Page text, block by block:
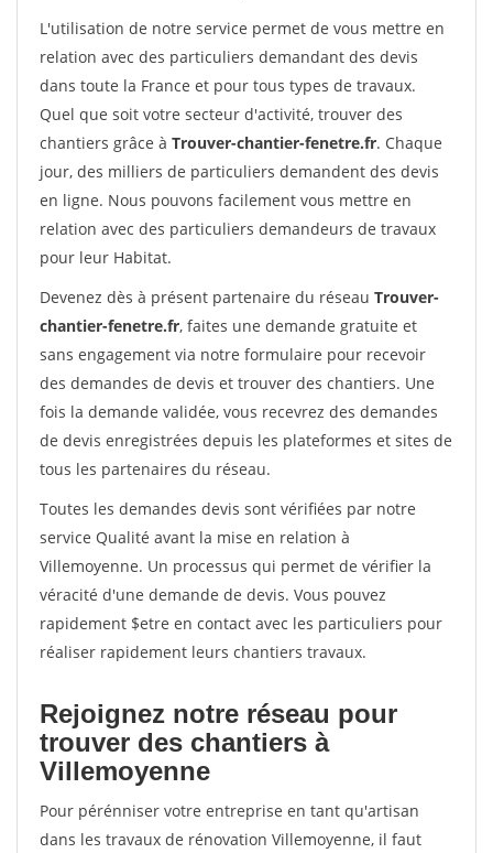
L'utilisation de notre service permet de vous mettre en
relation avec des particuliers demandant des devis
dans toute la France et pour tous types de travaux.
Quel que soit votre secteur d'activité, trouver des
chantiers grâce à Trouver-chantier-fenetre.fr. Chaque
jour, des milliers de particuliers demandent des devis
en ligne. Nous pouvons facilement vous mettre en
relation avec des particuliers demandeurs de travaux
pour leur Habitat.
Devenez dès à présent partenaire du réseau Trouver-
chantier-fenetre.fr, faites une demande gratuite et
sans engagement via notre formulaire pour recevoir
des demandes de devis et trouver des chantiers. Une
fois la demande validée, vous recevrez des demandes
de devis enregistrées depuis les plateformes et sites de
tous les partenaires du réseau.
Toutes les demandes devis sont vérifiées par notre
service Qualité avant la mise en relation à
Villemoyenne. Un processus qui permet de vérifier la
véracité d'une demande de devis. Vous pouvez
rapidement $etre en contact avec les particuliers pour
réaliser rapidement leurs chantiers travaux.
Rejoignez notre réseau pour
trouver des chantiers à
Villemoyenne
Pour pérénniser votre entreprise en tant qu'artisan
dans les travaux de rénovation Villemoyenne, il faut